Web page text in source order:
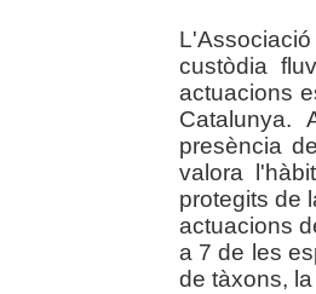
custòdia
actuacions
Catalunya.
presència
valora
protegits de
actuacions
a 7 de les
de tàxons,